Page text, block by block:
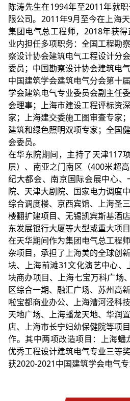
陈涛先生在1994年至2011年就
限公司。2011年9月至今在上海
集团电气总工程师，2018年获
业内担任多项职务：全国工程勘
察设计协会建筑电气工程设计分
委员；中国勘察设计协会建筑电
中国建筑学会建筑电气分会第十
学会建筑电气专业委员会副主任
会理事；上海市建设工程评标资
家；上海建交委施工图审查专家
建筑和绿色照明双项专家；全国
会委员。
在华东院期间，主持了天津117
层）、南亚之门南区（400米超
纪大都会、南京国际会展中心
院、天津大剧院、国家电力调度
综合调度楼、京西宾馆、上海圣
楼翻扩建项目、无锡凯宾斯基酒
东发展银行大厦等大型或重大项
在天华期间作为集团电气总工程
杂项目，承担了上海美的全球创
块、上海前滩31文化演艺中心
块商办项目、上海七宝万科广场
区综合一期、融汇广场、苏州高
啦宝都商业办公、上海漕河泾科
天地广场、上海蟠龙天地、华润
店、上海市长宁妇幼保健院等项
作。其中两项改造项目：上海蟠
优秀工程设计建筑电气专业三等
获2020-2021中国建筑学会电气专